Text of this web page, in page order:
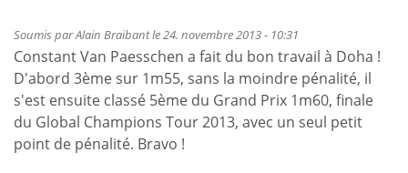
meilleurs
cavaliers
belges
seront
à
Neeroeteren
Soumis parAlain Braibantle 24. novembre 2013 - 10:31
Constant Van Paesschen a fait du bon travail à Doha !
D'abord 3ème sur 1m55, sans la moindre pénalité, il
s'est ensuite classé 5ème du Grand Prix 1m60, finale
du Global Champions Tour 2013, avec un seul petit
point de pénalité. Bravo !